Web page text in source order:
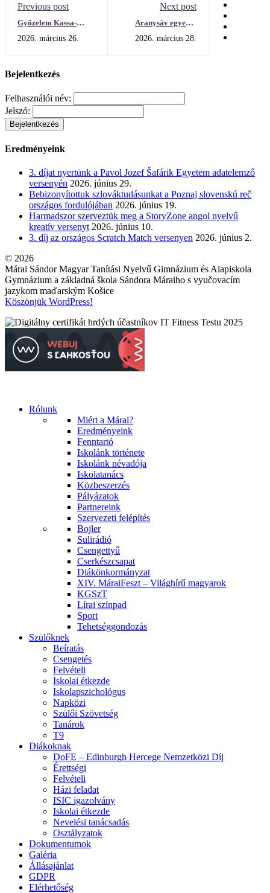
Previous post
Győzelem Kassa-
röplabdaversenyén
2026. március 26.
Next post
Aranysáv egyenes
országos fordulóba a
2026. március 28.
Bejelentkezés
Felhasználói név:
Jelszó:
Eredményeink
3. díjat nyertünk a Pavol Jozef Šafárik Egyetem adatelemző
versenyén 2026. június 29.
Bebizonyítottuk szlováktudásunkat a Poznaj slovenskú reč
országos fordulójában 2026. június 19.
Harmadszor szerveztük meg a StoryZone angol nyelvű
kreatív versenyt 2026. június 10.
3. díj az országos Scratch Match versenyen 2026. június 2.
© 2026
Márai Sándor Magyar Tanítási Nyelvű Gimnázium és Alapiskola
Gymnázium a základná škola Sándora Máraiho s vyučovacím
jazykom maďarským Košice
Köszönjük WordPress!
Rólunk
Miért a Márai?
Eredményeink
Fenntartó
Iskolánk története
Iskolánk névadója
Iskolatanács
Közbeszerzés
Pályázatok
Partnereink
Szervezeti felépítés
Bojler
Sulirádió
Csengettyű
Cserkészcsapat
Diákönkormányzat
XIV. MáraiFeszt – Világhírű magyarok
KGSzT
Lírai színpad
Sport
Tehetséggondozás
Szülőknek
Beíratás
Csengetés
Felvételi
Iskolai étkezde
Iskolapszichológus
Napközi
Szülői Szövetség
Tanárok
T9
Diákoknak
DoFE – Edinburgh Hercege Nemzetközi Díj
Érettségi
Felvételi
Házi feladat
ISIC igazolvány
Iskolai étkezde
Nevelési tanácsadás
Osztályzatok
Dokumentumok
Galéria
Állásajánlat
GDPR
Elérhetőség